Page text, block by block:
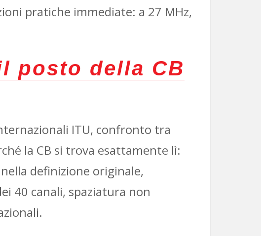
pratiche immediate: a 27 MHz,
posto della CB
ITU, confronto tra
la CB si trova esattamente lì:
definizione originale,
40 canali, spaziatura non